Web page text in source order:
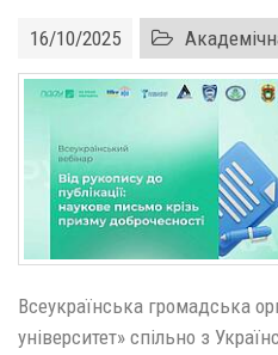
16/10/2025
Всеукраїнська громадська
університет» спільно з